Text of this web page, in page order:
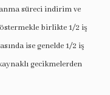
süreci indirim ve
birlikte 1/2 iş
ise genelde 1/2 iş
gecikmelerden